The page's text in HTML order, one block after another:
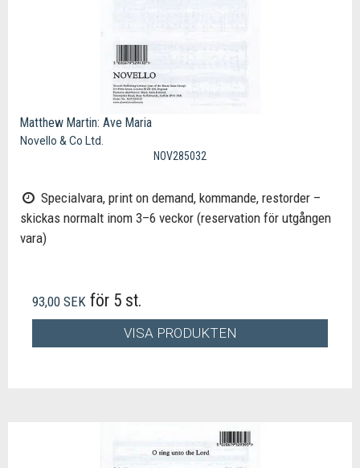
Matthew Martin: Ave Maria
Novello & Co Ltd.
NOV285032
Specialvara, print on demand, kommande, restorder –
skickas normalt inom 3–6 veckor (reservation för utgången
vara)
93,00 SEK för 5 st.
VISA PRODUKTEN